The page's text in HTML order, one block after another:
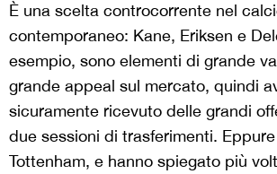
È una scelta controcorrente nel
contemporaneo: Kane, Eriksen e
esempio, sono elementi di grande
grande appeal sul mercato, quindi
sicuramente ricevuto delle grandi
due sessioni di trasferimenti.
Tottenham, e hanno spiegato più